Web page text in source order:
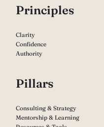
Principles
Clarity
Confidence
Authority
Pillars
Consulting & Strategy
Mentorship & Learning